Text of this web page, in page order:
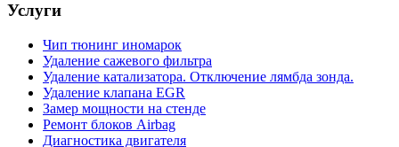
Услуги
Чип тюнинг иномарок
Удаление сажевого фильтра
Удаление катализатора. Отключение лямбда зонда.
Удаление клапана EGR
Замер мощности на стенде
Ремонт блоков Airbag
Диагностика двигателя